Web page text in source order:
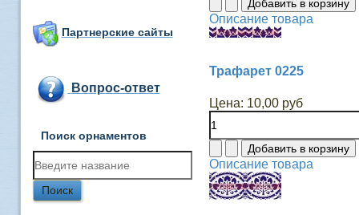
Партнерские сайты
Вопрос-ответ
Поиск орнаментов
Описание товара
Трафарет 0225
Цена: 10,00 руб
Описание товара